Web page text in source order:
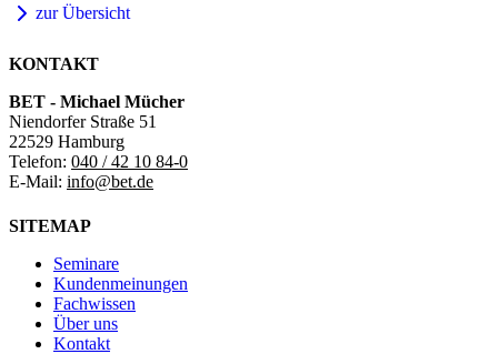
zur Übersicht
KONTAKT
BET - Michael Mücher
Niendorfer Straße 51
22529 Hamburg
Telefon: 040 / 42 10 84-0
E-Mail: info@bet.de
SITEMAP
Seminare
Kundenmeinungen
Fachwissen
Über uns
Kontakt